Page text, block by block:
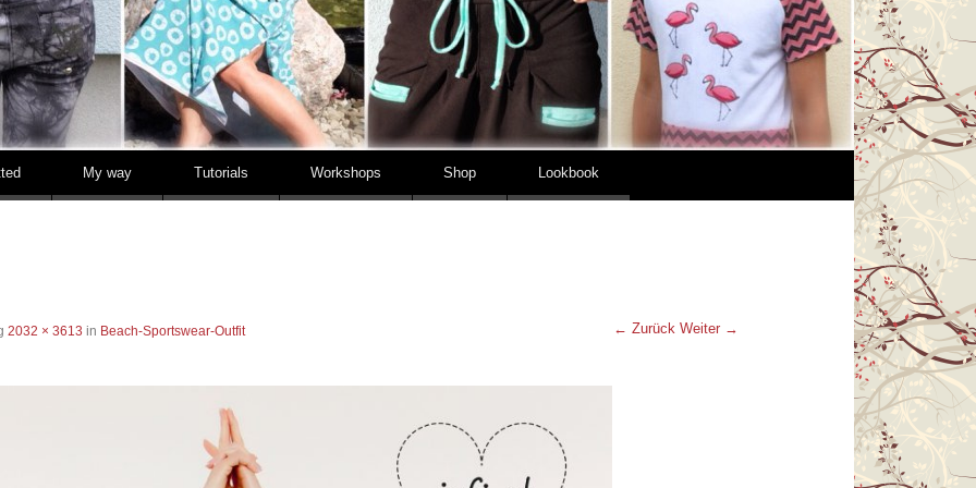
My way Tutorials Workshops Shop Lookbook
2032 × 3613 in Beach-Sportswear-Outfit ← Zurück Weiter →